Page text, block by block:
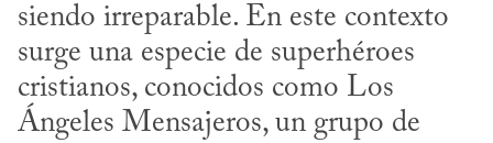
siendo irreparable. En este contexto
surge una especie de superhéroes
cristianos, conocidos como Los
Ángeles Mensajeros, un grupo de